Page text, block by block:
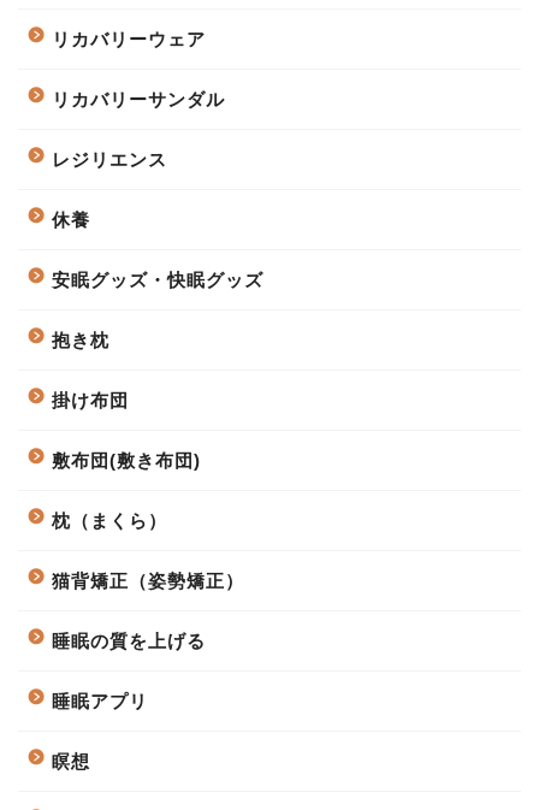
リカバリーウェア
リカバリーサンダル
レジリエンス
休養
安眠グッズ・快眠グッズ
抱き枕
掛け布団
敷布団(敷き布団)
枕（まくら）
猫背矯正（姿勢矯正）
睡眠の質を上げる
睡眠アプリ
瞑想